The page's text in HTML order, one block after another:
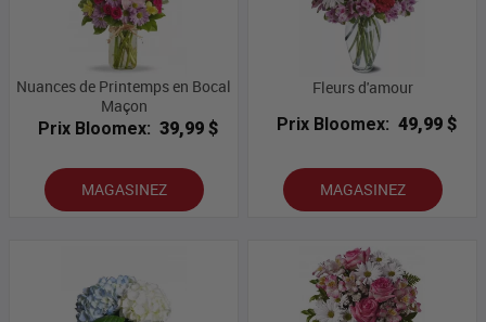
Nuances de Printemps en Bocal
Maçon
Prix Bloomex: 39,99 $
MAGASINEZ
Fleurs d'amour
Prix Bloomex: 49,99 $
MAGASINEZ